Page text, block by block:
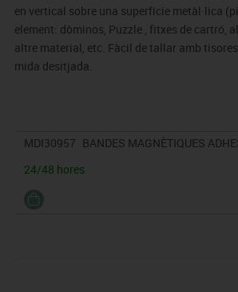
en vertical sobre una superfície metàl·lica
element: dòminos, Puzzle , fitxes de cartró,
altre material, etc. Fàcil de tallar amb
mida desitjada.
MDI30957 BANDES MAGNÈTIQUES
24/48 hores